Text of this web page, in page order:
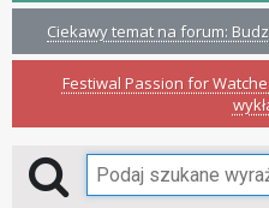
Ciekawy temat na forum:
Festiwal Passion for